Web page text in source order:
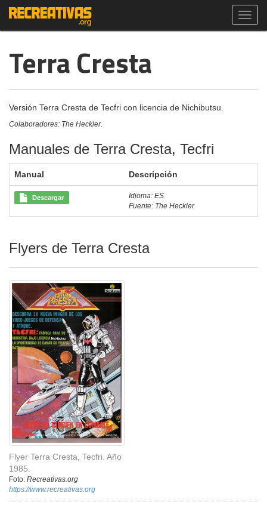
Terra Cresta
Versión Terra Cresta de Tecfri con licencia de Nichibutsu.
Colaboradores: The Heckler.
Manuales de Terra Cresta, Tecfri
Manual Descripción
Descargar
Idioma: ES
Fuente: The Heckler
Flyers de Terra Cresta
Flyer Terra Cresta, Tecfri. Año
1985.
Foto: Recreativas.org
https://www.recreativas.org